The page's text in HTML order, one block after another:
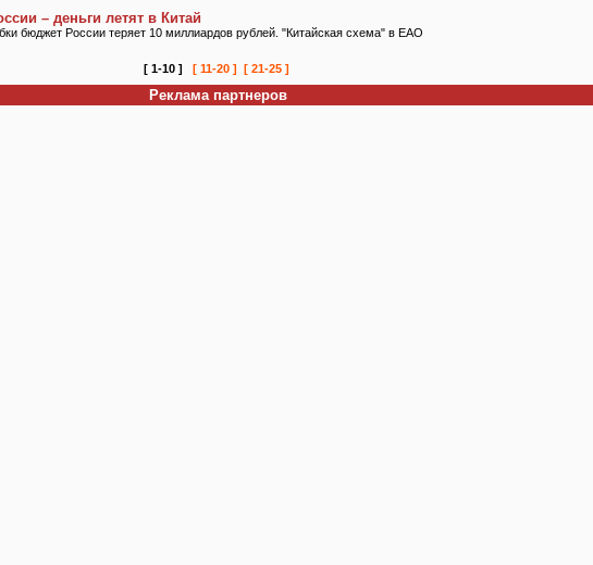
– деньги летят в Китай
бюджет России теряет 10 миллиардов рублей. "Китайская схема" в ЕАО
[ 1-10 ] [ 11-20 ] [ 21-25 ]
Реклама партнеров